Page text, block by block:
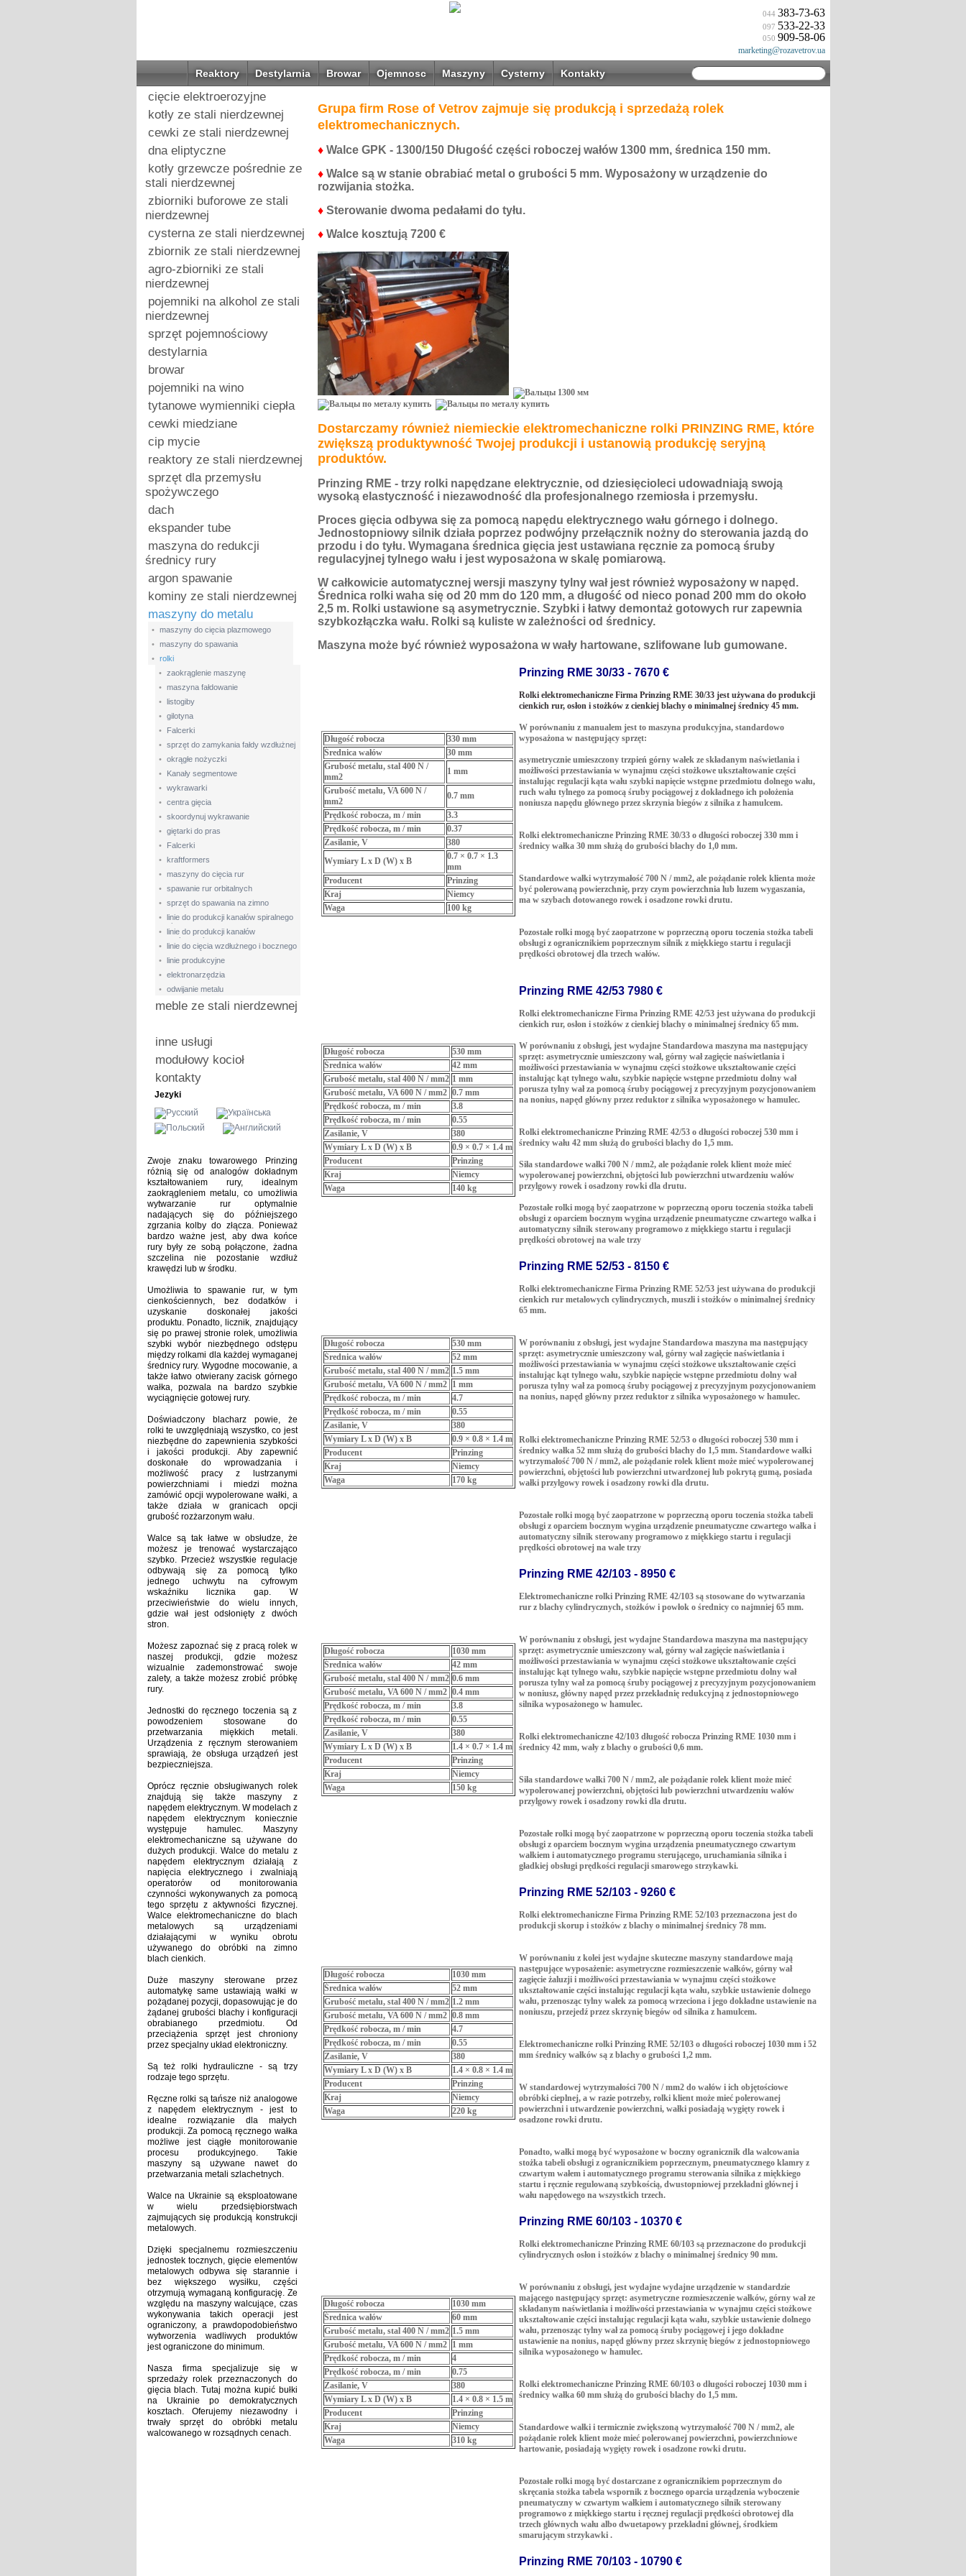
044 383-73-63
097 533-22-33
050 909-58-06
marketing@rozavetrov.ua
Reaktory Destylarnia Browar Ojemnosc Maszyny Cysterny Kontakty
cięcie elektroerozyjne
kotły ze stali nierdzewnej
cewki ze stali nierdzewnej
dna eliptyczne
kotły grzewcze pośrednie ze
stali nierdzewnej
zbiorniki buforowe ze stali
nierdzewnej
cysterna ze stali nierdzewnej
zbiornik ze stali nierdzewnej
agro-zbiorniki ze stali
nierdzewnej
pojemniki na alkohol ze stali
nierdzewnej
sprzęt pojemnościowy
destylarnia
browar
pojemniki na wino
tytanowe wymienniki ciepła
cewki miedziane
cip mycie
reaktory ze stali nierdzewnej
sprzęt dla przemysłu
spożywczego
dach
ekspander tube
maszyna do redukcji
średnicy rury
argon spawanie
kominy ze stali nierdzewnej
maszyny do metalu
• maszyny do cięcia plazmowego
• maszyny do spawania
• rolki
• zaokrąglenie maszynę
• maszyna fałdowanie
• listogiby
• gilotyna
•
Falcerki
• sprzęt do zamykania fałdy wzdłużnej
• okrągłe nożyczki
•
Kanały segmentowe
• wykrawarki
• centra gięcia
• skoordynuj wykrawanie
• giętarki do pras
•
Falcerki
• kraftformers
• maszyny do cięcia rur
• spawanie rur orbitalnych
• sprzęt do spawania na zimno
• linie do produkcji kanałów spiralnego
powietrza
• linie do produkcji kanałów
prostokątnych
• linie do cięcia wzdłużnego i bocznego
• linie produkcyjne
• elektronarzędzia
• odwijanie metalu
meble ze stali nierdzewnej
inne usługi
modułowy kocioł
kontakty
Jezyki
Zwoje znaku towarowego Prinzing
różnią się od analogów dokładnym
kształtowaniem rury, idealnym
zaokrągleniem metalu, co umożliwia
wytwarzanie rur optymalnie
nadających się do późniejszego
zgrzania kolby do złącza.
Ponieważ
bardzo ważne jest, aby dwa końce
rury były ze sobą połączone, żadna
szczelina nie pozostanie wzdłuż
krawędzi lub w środku.
Umożliwia to spawanie rur, w tym
cienkościennych, bez dodatków i
uzyskanie doskonałej jakości
produktu. Ponadto, licznik, znajdujący
się po prawej stronie rolek, umożliwia
szybki wybór niezbędnego odstępu
między rolkami dla każdej wymaganej
średnicy rury. Wygodne mocowanie, a
także łatwo otwierany zacisk górnego
wałka, pozwala na bardzo szybkie
wyciągnięcie gotowej rury.
Doświadczony blacharz powie, że
rolki te uwzględniają wszystko, co jest
niezbędne do zapewnienia szybkości
i jakości produkcji. Aby zapewnić
doskonałe do wprowadzania i
możliwość pracy z lustrzanymi
powierzchniami i miedzi można
zamówić opcji wypolerowane wałki, a
także działa w granicach opcji
grubość rozżarzonym wału.
Walce są tak łatwe w obsłudze, że
możesz je trenować wystarczająco
szybko. Przecież wszystkie regulacje
odbywają się za pomocą tylko
jednego uchwytu na cyfrowym
wskaźniku licznika gap. W
przeciwieństwie do wielu innych,
gdzie wał jest odsłonięty z dwóch
stron.
Możesz zapoznać się z pracą rolek w
naszej produkcji, gdzie możesz
wizualnie zademonstrować swoje
zalety, a także możesz zrobić próbkę
rury.
Jednostki do ręcznego toczenia są z
powodzeniem stosowane do
przetwarzania miękkich metali.
Urządzenia z ręcznym sterowaniem
sprawiają, że obsługa urządzeń jest
bezpieczniejsza.
Oprócz ręcznie obsługiwanych rolek
znajdują się także maszyny z
napędem elektrycznym. W modelach z
napędem elektrycznym koniecznie
występuje hamulec.
Maszyny
elektromechaniczne są używane do
dużych produkcji. Walce do metalu z
napędem elektrycznym działają z
napięcia elektrycznego i zwalniają
operatorów od monitorowania
czynności wykonywanych za pomocą
tego sprzętu z aktywności fizycznej.
Walce elektromechaniczne do blach
metalowych są urządzeniami
działającymi w wyniku obrotu
używanego do obróbki na zimno
blach cienkich.
Duże maszyny sterowane przez
automatykę same ustawiają wałki w
pożądanej pozycji, dopasowując je do
żądanej grubości blachy i konfiguracji
obrabianego przedmiotu. Od
przeciążenia sprzęt jest chroniony
przez specjalny układ elektroniczny.
Są też rolki hydrauliczne - są trzy
rodzaje tego sprzętu.
Ręczne rolki są tańsze niż analogowe
z napędem elektrycznym - jest to
idealne rozwiązanie dla małych
produkcji.Za pomocą ręcznego wałka
możliwe jest ciągłe monitorowanie
procesu produkcyjnego. Takie
maszyny są używane nawet do
przetwarzania metali szlachetnych.
Walce na Ukrainie są eksploatowane
w wielu przedsiębiorstwach
zajmujących się produkcją konstrukcji
metalowych.
Dzięki specjalnemu rozmieszczeniu
jednostek tocznych, gięcie elementów
metalowych odbywa się starannie i
bez większego wysiłku, części
otrzymują wymaganą konfigurację. Ze
względu na maszyny walcujące, czas
wykonywania takich operacji jest
ograniczony, a prawdopodobieństwo
wytworzenia wadliwych produktów
jest ograniczone do minimum.
Nasza firma specjalizuje się w
sprzedaży rolek przeznaczonych do
gięcia blach.Tutaj można kupić bułki
na Ukrainie po demokratycznych
kosztach. Oferujemy niezawodny i
trwały sprzęt do obróbki metalu
walcowanego w rozsądnych cenach.
Grupa firm Rose of Vetrov zajmuje się produkcją i sprzedażą rolek
elektromechanicznych.
♦ Walce GPK - 1300/150 Długość części roboczej wałów 1300 mm, średnica 150 mm.
♦ Walce są w stanie obrabiać metal o grubości 5 mm. Wyposażony w urządzenie do
rozwijania stożka.
♦ Sterowanie dwoma pedałami do tyłu.
♦ Walce kosztują 7200 €
Dostarczamy również niemieckie elektromechaniczne rolki PRINZING RME, które
zwiększą produktywność Twojej produkcji i ustanowią produkcję seryjną
produktów.
Prinzing RME - trzy rolki napędzane elektrycznie, od dziesięcioleci udowadniają swoją
wysoką elastyczność i niezawodność dla profesjonalnego rzemiosła i przemysłu.
Proces gięcia odbywa się za pomocą napędu elektrycznego wału górnego i dolnego.
Jednostopniowy silnik działa poprzez podwójny przełącznik nożny do sterowania jazdą do
przodu i do tyłu. Wymagana średnica gięcia jest ustawiana ręcznie za pomocą śruby
regulacyjnej tylnego wału i jest wyposażona w skalę pomiarową.
W całkowicie automatycznej wersji maszyny tylny wał jest również wyposażony w napęd.
Średnica rolki waha się od 20 mm do 120 mm, a długość od nieco ponad 200 mm do około
2,5 m. Rolki ustawione są asymetrycznie. Szybki i łatwy demontaż gotowych rur zapewnia
szybkozłączka wału. Rolki są kuliste w zależności od średnicy.
Maszyna może być również wyposażona w wały hartowane, szlifowane lub gumowane.
Długość robocza
330 mm
Średnica wałów
30 mm
Grubość metalu, stal 400 N /
mm2
1 mm
Grubość metalu, VA 600 N /
mm2
0.7 mm
Prędkość robocza, m / min
3.3
Prędkość robocza, m / min
0.37
Zasilanie, V
380
Wymiary L x D (W) x B
0.7 × 0.7 × 1.3
mm
Producent
Prinzing
Kraj
Niemcy
Waga
100 kg
Prinzing RME 30/33 - 7670 €
Rolki elektromechaniczne Firma Prinzing RME 30/33 jest używana do produkcji
cienkich rur, osłon i stożków z cienkiej blachy o minimalnej średnicy 45 mm.
W porównaniu z manualem jest to maszyna produkcyjna, standardowo
wyposażona w następujący sprzęt:
asymetrycznie umieszczony trzpień górny wałek ze składanym naświetlania i
możliwości przestawiania w wynajmu części stożkowe ukształtowanie części
instalując regulacji kąta wału szybki napięcie wstępne przedmiotu dolnego wału,
ruch wału tylnego za pomocą śruby pociągowej z dokładnego ich położenia
noniusza napędu głównego przez skrzynia biegów z silnika z hamulcem.
Rolki elektromechaniczne Prinzing RME 30/33 o długości roboczej 330 mm i
średnicy wałka 30 mm służą do grubości blachy do 1,0 mm.
Standardowe wałki wytrzymałość 700 N / mm2, ale pożądanie rolek klienta może
być polerowaną powierzchnię, przy czym powierzchnia lub luzem wygaszania,
ma w szybach dotowanego rowek i osadzone rowki drutu.
Pozostałe rolki mogą być zaopatrzone w poprzeczną oporu toczenia stożka tabeli
obsługi z ogranicznikiem poprzecznym silnik z miękkiego startu i regulacji
prędkości obrotowej dla trzech wałów.
Długość robocza
530 mm
Średnica wałów
42 mm
Grubość metalu, stal 400 N / mm2 1 mm
Grubość metalu, VA 600 N / mm2 0.7 mm
Prędkość robocza, m / min
3.8
Prędkość robocza, m / min
0.55
Zasilanie, V
380
Wymiary L x D (W) x B
0.9 × 0.7 × 1.4 m
Producent
Prinzing
Kraj
Niemcy
Waga
140 kg
Prinzing RME 42/53 7980 €
Rolki elektromechaniczne Firma Prinzing RME 42/53 jest używana do produkcji
cienkich rur, osłon i stożków z cienkiej blachy o minimalnej średnicy 65 mm.
W porównaniu z obsługi, jest wydajne Standardowa maszyna ma następujący
sprzęt: asymetrycznie umieszczony wał, górny wał zagięcie naświetlania i
możliwości przestawiania w wynajmu części stożkowe ukształtowanie części
instalując kąt tylnego wału, szybkie napięcie wstępne przedmiotu dolny wał
porusza tylny wał za pomocą śruby pociągowej z precyzyjnym pozycjonowaniem
na nonius, napęd główny przez reduktor z silnika wyposażonego w hamulec.
Rolki elektromechaniczne Prinzing RME 42/53 o długości roboczej 530 mm i
średnicy wału 42 mm służą do grubości blachy do 1,5 mm.
Siła standardowe wałki 700 N / mm2, ale pożądanie rolek klient może mieć
wypolerowanej powierzchni, objętości lub powierzchni utwardzeniu wałów
przylgowy rowek i osadzony rowki dla drutu.
Pozostałe rolki mogą być zaopatrzone w poprzeczną oporu toczenia stożka tabeli
obsługi z oparciem bocznym wygina urządzenie pneumatyczne czwartego wałka i
automatyczny silnik sterowany programowo z miękkiego startu i regulacji
prędkości obrotowej na wale trzy
Długość robocza
530 mm
Średnica wałów
52 mm
Grubość metalu, stal 400 N / mm2 1.5 mm
Grubość metalu, VA 600 N / mm2
1 mm
Prędkość robocza, m / min
4.7
Prędkość robocza, m / min
0.55
Zasilanie, V
380
Wymiary L x D (W) x B
0.9 × 0.8 × 1.4 m
Producent
Prinzing
Kraj
Niemcy
Waga
170 kg
Prinzing RME 52/53 - 8150 €
Rolki elektromechaniczne Firma Prinzing RME 52/53 jest używana do produkcji
cienkich rur metalowych cylindrycznych, muszli i stożków o minimalnej średnicy
65 mm.
W porównaniu z obsługi, jest wydajne Standardowa maszyna ma następujący
sprzęt: asymetrycznie umieszczony wał, górny wał zagięcie naświetlania i
możliwości przestawiania w wynajmu części stożkowe ukształtowanie części
instalując kąt tylnego wału, szybkie napięcie wstępne przedmiotu dolny wał
porusza tylny wał za pomocą śruby pociągowej z precyzyjnym pozycjonowaniem
na nonius, napęd główny przez reduktor z silnika wyposażonego w hamulec.
Rolki elektromechaniczne Prinzing RME 52/53 o długości roboczej 530 mm i
średnicy wałka 52 mm służą do grubości blachy do 1,5 mm. Standardowe wałki
wytrzymałość 700 N / mm2, ale pożądanie rolek klient może mieć wypolerowanej
powierzchni, objętości lub powierzchni utwardzonej lub pokrytą gumą, posiada
wałki przylgowy rowek i osadzony rowki dla drutu.
Pozostałe rolki mogą być zaopatrzone w poprzeczną oporu toczenia stożka tabeli
obsługi z oparciem bocznym wygina urządzenie pneumatyczne czwartego wałka i
automatyczny silnik sterowany programowo z miękkiego startu i regulacji
prędkości obrotowej na wale trzy
Długość robocza
1030 mm
Średnica wałów
42 mm
Grubość metalu, stal 400 N / mm2 0.6 mm
Grubość metalu, VA 600 N / mm2 0.4 mm
Prędkość robocza, m / min
3.8
Prędkość robocza, m / min
0.55
Zasilanie, V
380
Wymiary L x D (W) x B
1.4 × 0.7 × 1.4 m
Producent
Prinzing
Kraj
Niemcy
Waga
150 kg
Prinzing RME 42/103 - 8950 €
Elektromechaniczne rolki Prinzing RME 42/103 są stosowane do wytwarzania
rur z blachy cylindrycznych, stożków i powłok o średnicy co najmniej 65 mm.
W porównaniu z obsługi, jest wydajne Standardowa maszyna ma następujący
sprzęt: asymetrycznie umieszczony wał, górny wał zagięcie naświetlania i
możliwości przestawiania w wynajmu części stożkowe ukształtowanie części
instalując kąt tylnego wału, szybkie napięcie wstępne przedmiotu dolny wał
porusza tylny wał za pomocą śruby pociągowej z precyzyjnym pozycjonowaniem
w noniusz, główny napęd przez przekładnię redukcyjną z jednostopniowego
silnika wyposażonego w hamulec.
Rolki elektromechaniczne 42/103 długość robocza Prinzing RME 1030 mm i
średnicy 42 mm, wały z blachy o grubości 0,6 mm.
Siła standardowe wałki 700 N / mm2, ale pożądanie rolek klient może mieć
wypolerowanej powierzchni, objętości lub powierzchni utwardzeniu wałów
przylgowy rowek i osadzony rowki dla drutu.
Pozostałe rolki mogą być zaopatrzone w poprzeczną oporu toczenia stożka tabeli
obsługi z oparciem bocznym wygina urządzenia pneumatycznego czwartym
wałkiem i automatycznego programu sterującego, uruchamiania silnika i
gładkiej obsługi prędkości regulacji smarowego strzykawki.
Długość robocza
1030 mm
Średnica wałów
52 mm
Grubość metalu, stal 400 N / mm2 1.2 mm
Grubość metalu, VA 600 N / mm2 0.8 mm
Prędkość robocza, m / min
4.7
Prędkość robocza, m / min
0.55
Zasilanie, V
380
Wymiary L x D (W) x B
1.4 × 0.8 × 1.4 m
Producent
Prinzing
Kraj
Niemcy
Waga
220 kg
Prinzing RME 52/103 - 9260 €
Rolki elektromechaniczne Firma Prinzing RME 52/103 przeznaczona jest do
produkcji skorup i stożków z blachy o minimalnej średnicy 78 mm.
W porównaniu z kolei jest wydajne skuteczne maszyny standardowe mają
następujące wyposażenie: asymetryczne rozmieszczenie wałków, górny wał
zagięcie żaluzji i możliwości przestawiania w wynajmu części stożkowe
ukształtowanie części instalując regulacji kąta wału, szybkie ustawienie dolnego
wału, przenosząc tylny wałek za pomocą wrzeciona i jego dokładne ustawienie na
noniuszu, przejedź przez skrzynię biegów od silnika z hamulcem.
Elektromechaniczne rolki Prinzing RME 52/103 o długości roboczej 1030 mm i 52
mm średnicy wałków są z blachy o grubości 1,2 mm.
W standardowej wytrzymałości 700 N / mm2 do wałów i ich objętościowe
obróbki cieplnej, a w razie potrzeby, rolki klient może mieć polerowanej
powierzchni i utwardzenie powierzchni, wałki posiadają wygięty rowek i
osadzone rowki drutu.
Ponadto, wałki mogą być wyposażone w boczny ogranicznik dla walcowania
stożka tabeli obsługi z ogranicznikiem poprzecznym, pneumatycznego klamry z
czwartym wałem i automatycznego programu sterowania silnika z miękkiego
startu i ręcznie regulowaną szybkością, dwustopniowej przekładni głównej i
wału napędowego na wszystkich trzech.
Długość robocza
1030 mm
Średnica wałów
60 mm
Grubość metalu, stal 400 N / mm2 1.5 mm
Grubość metalu, VA 600 N / mm2
1 mm
Prędkość robocza, m / min
4
Prędkość robocza, m / min
0.75
Zasilanie, V
380
Wymiary L x D (W) x B
1.4 × 0.8 × 1.5 m
Producent
Prinzing
Kraj
Niemcy
Waga
310 kg
Prinzing RME 60/103 - 10370 €
Rolki elektromechaniczne Prinzing RME 60/103 są przeznaczone do produkcji
cylindrycznych osłon i stożków z blachy o minimalnej średnicy 90 mm.
W porównaniu z obsługi, jest wydajne wydajne urządzenie w standardzie
mającego następujący sprzęt: asymetryczne rozmieszczenie wałków, górny wał ze
składanym naświetlania i możliwości przestawiania w wynajmu części stożkowe
ukształtowanie części instalując regulacji kąta wału, szybkie ustawienie dolnego
wału, przenosząc tylny wał za pomocą śruby pociągowej i jego dokładne
ustawienie na nonius, napęd główny przez skrzynię biegów z jednostopniowego
silnika wyposażonego w hamulec.
Rolki elektromechaniczne Prinzing RME 60/103 o długości roboczej 1030 mm i
średnicy wałka 60 mm służą do grubości blachy do 1,5 mm.
Standardowe wałki i termicznie zwiększoną wytrzymałość 700 N / mm2, ale
pożądanie rolek klient może mieć polerowanej powierzchni, powierzchniowe
hartowanie, posiadają wygięty rowek i osadzone rowki drutu.
Pozostałe rolki mogą być dostarczane z ogranicznikiem poprzecznym do
skręcania stożka tabela wspornik z bocznego oparcia urządzenia wyboczenie
pneumatyczny w czwartym wałkiem i automatycznego silnik sterowany
programowo z miękkiego startu i ręcznej regulacji prędkości obrotowej dla
trzech głównych wału albo dwuetapowy przekładni głównej, środkiem
smarującym strzykawki .
Prinzing RME 70/103 - 10790 €